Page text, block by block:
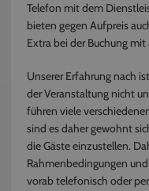
Telefon mit dem
bieten gegen Aufpreis
Extra bei der Buchung mit
Unserer Erfahrung nach
der Veranstaltung nicht
führen viele
sind es daher gewohnt
die Gäste einzustellen.
Rahmenbedingungen
vorab telefonisch oder